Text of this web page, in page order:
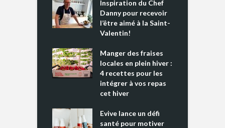
Inspiration du Chef
Danny pour recevoir
l’être aimé à la Saint-
Valentin!
Manger des fraises
locales en plein hiver :
4 recettes pour les
intégrer à vos repas
cet hiver
Evive lance un défi
santé pour motiver